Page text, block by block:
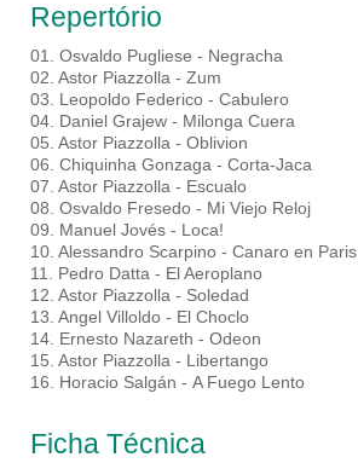
Repertório
01. Osvaldo Pugliese - Negracha
02. Astor Piazzolla - Zum
03. Leopoldo Federico - Cabulero
04. Daniel Grajew - Milonga Cuera
05. Astor Piazzolla - Oblivion
06. Chiquinha Gonzaga - Corta-Jaca
07. Astor Piazzolla - Escualo
08. Osvaldo Fresedo - Mi Viejo Reloj
09. Manuel Jovés - Loca!
10. Alessandro Scarpino - Canaro en Paris
11. Pedro Datta - El Aeroplano
12. Astor Piazzolla - Soledad
13. Angel Villoldo - El Choclo
14. Ernesto Nazareth - Odeon
15. Astor Piazzolla - Libertango
16. Horacio Salgán - A Fuego Lento
Ficha Técnica